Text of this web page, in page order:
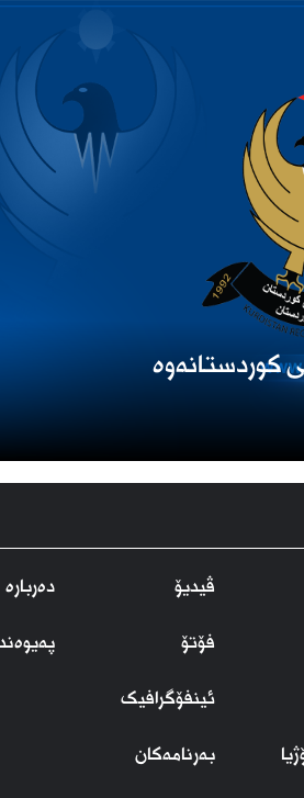
کوردستانەوە
ڤیدیۆ
فۆتۆ
ئینفۆگرافیک
بەرنامەکان
دەربارە